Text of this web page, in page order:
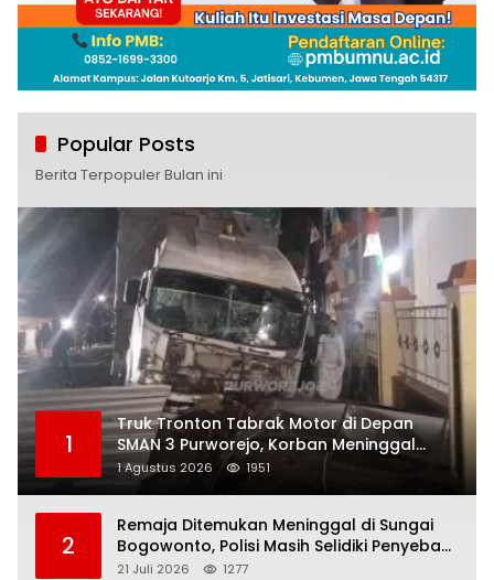
Popular Posts
Berita Terpopuler Bulan ini
1
Truk Tronton Tabrak Motor di Depan
SMAN 3 Purworejo, Korban Meninggal
Dunia, Polisi Masih Selidiki Penyebab
1 Agustus 2026 1951
2
Remaja Ditemukan Meninggal di Sungai
Bogowonto, Polisi Masih Selidiki Penyebab
Kematian
21 Juli 2026 1277